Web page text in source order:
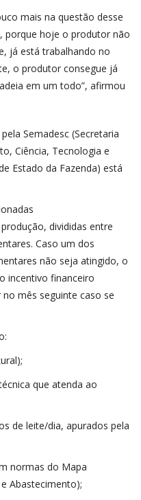
mais na questão desse
porque hoje o produtor não
já está trabalhando no
o produtor consegue já
em um todo”, afirmou
Semadesc (Secretaria
Ciência, Tecnologia e
Estado da Fazenda) está
divididas entre
Caso um dos
não seja atingido, o
incentivo financeiro
mês seguinte caso se
que atenda ao
de leite/dia, apurados pela
normas do Mapa
Abastecimento);